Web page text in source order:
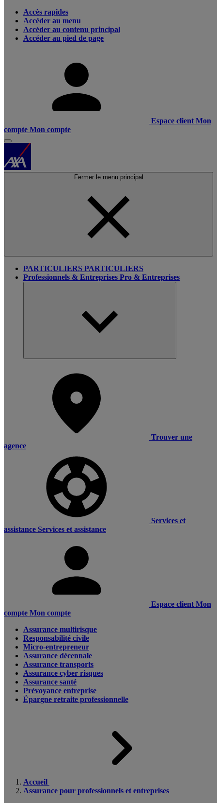
Accès rapides
Accéder au menu
Accéder au contenu principal
Accéder au pied de page
Espace client Mon
compte Mon compte
Fermer le menu principal
PARTICULIERS PARTICULIERS
Professionnels & Entreprises Pro & Entreprises
Trouver une
agence
Services et
assistance Services et assistance
Espace client Mon
compte Mon compte
Assurance multirisque
Responsabilité civile
Micro-entrepreneur
Assurance décennale
Assurance transports
Assurance cyber risques
Assurance santé
Prévoyance entreprise
Épargne retraite professionnelle
Accueil
Assurance pour professionnels et entreprises